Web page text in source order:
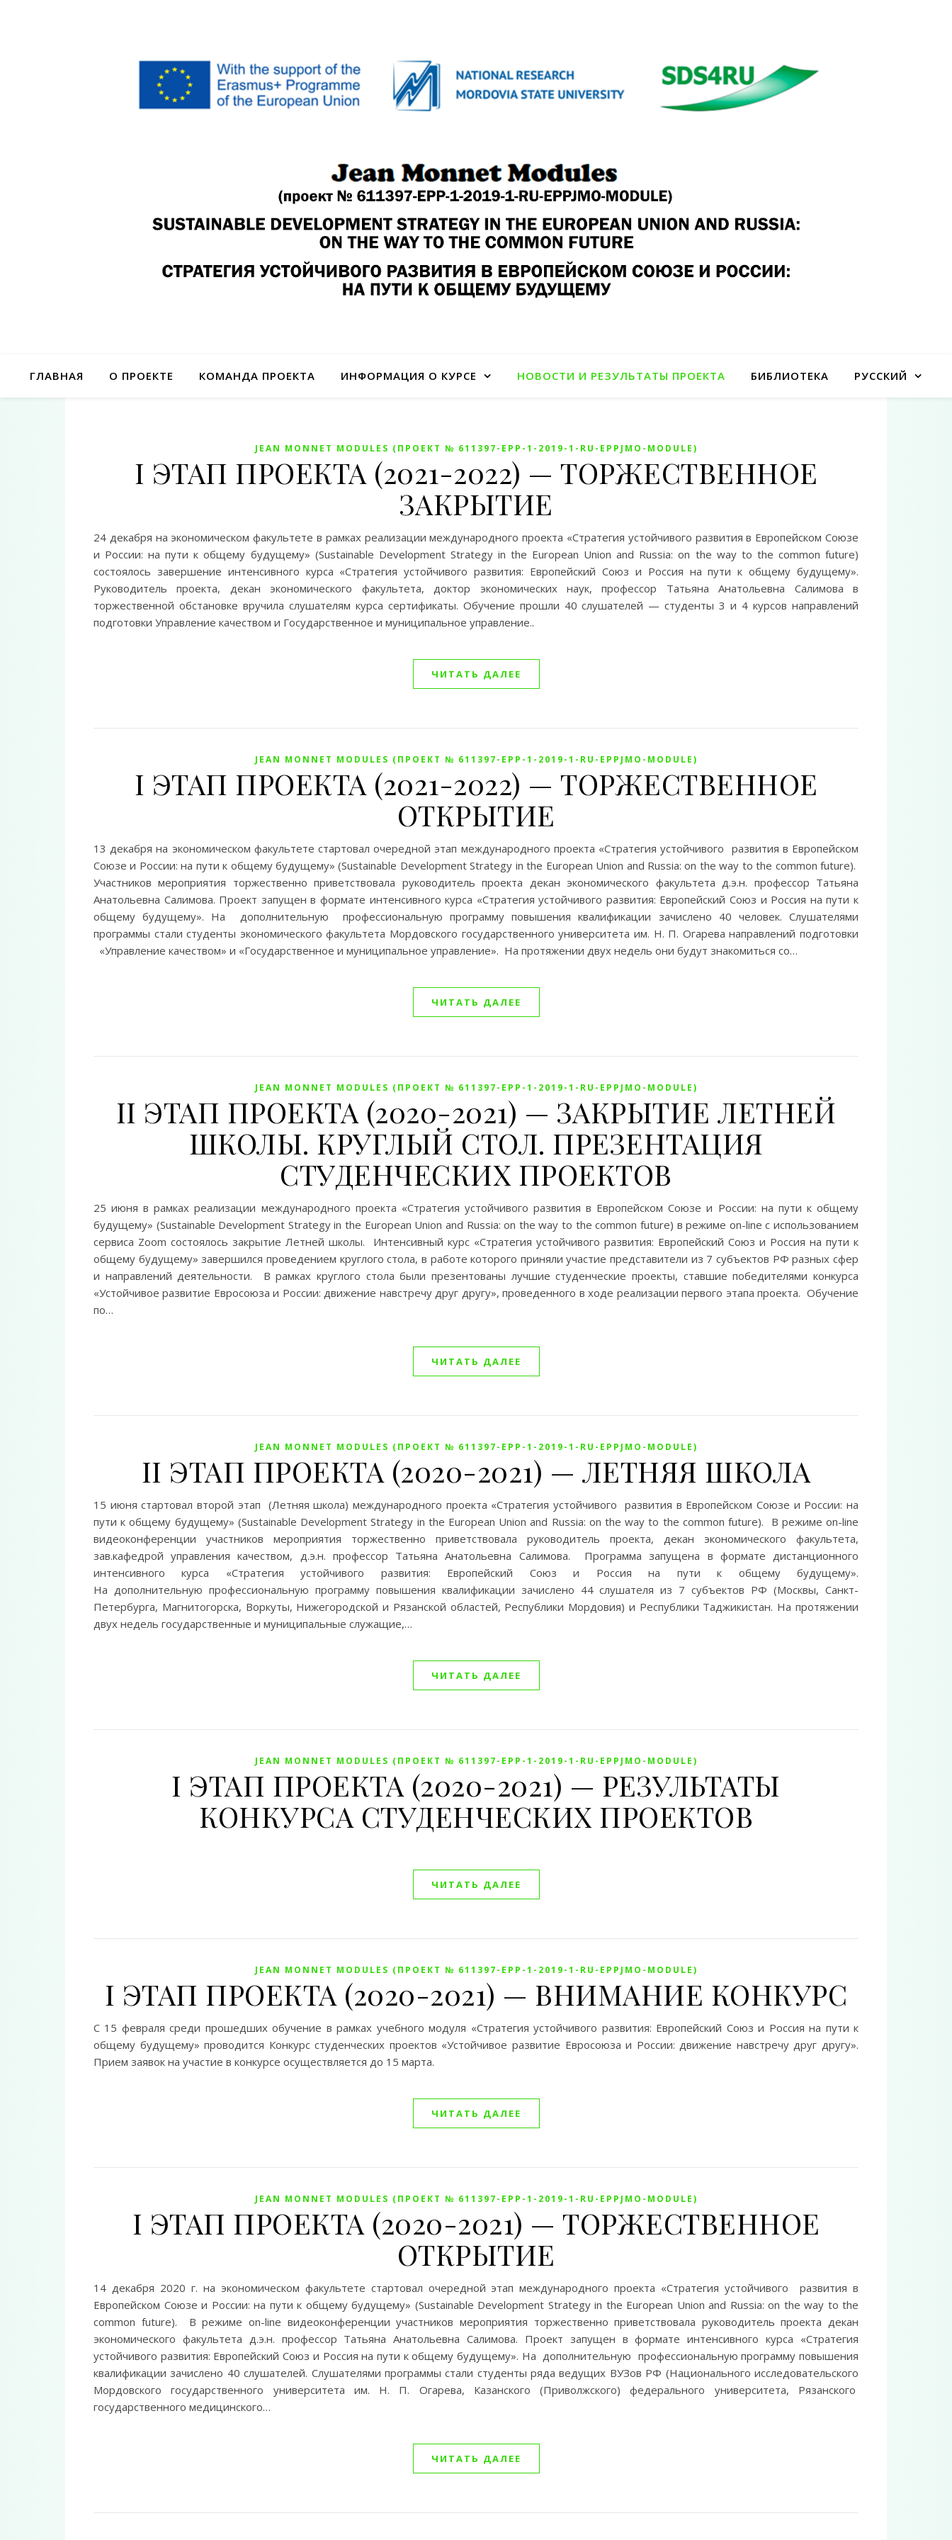
ГЛАВНАЯ О ПРОЕКТЕ КОМАНДА ПРОЕКТА ИНФОРМАЦИЯ О КУРСЕ НОВОСТИ И РЕЗУЛЬТАТЫ ПРОЕКТА БИБЛИОТЕКА РУССКИЙ
JEAN MONNET MODULES (ПРОЕКТ № 611397-EPP-1-2019-1-RU-EPPJMO-MODULE)
I ЭТАП ПРОЕКТА (2021-2022) — ТОРЖЕСТВЕННОЕ
ЗАКРЫТИЕ
24 декабря на экономическом факультете в рамках реализации международного проекта «Стратегия устойчивого развития в Европейском Союзе
и России: на пути к общему будущему» (Sustainable Development Strategy in the European Union and Russia: on the way to the common future)
состоялось завершение интенсивного курса «Стратегия устойчивого развития: Европейский Союз и Россия на пути к общему будущему».
Руководитель проекта, декан экономического факультета, доктор экономических наук, профессор Татьяна Анатольевна Салимова в
торжественной обстановке вручила слушателям курса сертификаты. Обучение прошли 40 слушателей — студенты 3 и 4 курсов направлений
подготовки Управление качеством и Государственное и муниципальное управление..
ЧИТАТЬ ДАЛЕЕ
JEAN MONNET MODULES (ПРОЕКТ № 611397-EPP-1-2019-1-RU-EPPJMO-MODULE)
I ЭТАП ПРОЕКТА (2021-2022) — ТОРЖЕСТВЕННОЕ
ОТКРЫТИЕ
13 декабря на экономическом факультете стартовал очередной этап международного проекта «Стратегия устойчивого развития в Европейском
Союзе и России: на пути к общему будущему» (Sustainable Development Strategy in the European Union and Russia: on the way to the common future).
Участников мероприятия торжественно приветствовала руководитель проекта декан экономического факультета д.э.н. профессор Татьяна
Анатольевна Салимова. Проект запущен в формате интенсивного курса «Стратегия устойчивого развития: Европейский Союз и Россия на пути к
общему будущему». На дополнительную профессиональную программу повышения квалификации зачислено 40 человек. Слушателями
программы стали студенты экономического факультета Мордовского государственного университета им. Н. П. Огарева направлений подготовки
«Управление качеством» и «Государственное и муниципальное управление». На протяжении двух недель они будут знакомиться со…
ЧИТАТЬ ДАЛЕЕ
JEAN MONNET MODULES (ПРОЕКТ № 611397-EPP-1-2019-1-RU-EPPJMO-MODULE)
II ЭТАП ПРОЕКТА (2020-2021) — ЗАКРЫТИЕ ЛЕТНЕЙ
ШКОЛЫ. КРУГЛЫЙ СТОЛ. ПРЕЗЕНТАЦИЯ
СТУДЕНЧЕСКИХ ПРОЕКТОВ
25 июня в рамках реализации международного проекта «Стратегия устойчивого развития в Европейском Союзе и России: на пути к общему
будущему» (Sustainable Development Strategy in the European Union and Russia: on the way to the common future) в режиме on-line с использованием
сервиса Zoom состоялось закрытие Летней школы. Интенсивный курс «Стратегия устойчивого развития: Европейский Союз и Россия на пути к
общему будущему» завершился проведением круглого стола, в работе которого приняли участие представители из 7 субъектов РФ разных сфер
и направлений деятельности. В рамках круглого стола были презентованы лучшие студенческие проекты, ставшие победителями конкурса
«Устойчивое развитие Евросоюза и России: движение навстречу друг другу», проведенного в ходе реализации первого этапа проекта. Обучение
по…
ЧИТАТЬ ДАЛЕЕ
JEAN MONNET MODULES (ПРОЕКТ № 611397-EPP-1-2019-1-RU-EPPJMO-MODULE)
II ЭТАП ПРОЕКТА (2020-2021) — ЛЕТНЯЯ ШКОЛА
15 июня стартовал второй этап (Летняя школа) международного проекта «Стратегия устойчивого развития в Европейском Союзе и России: на
пути к общему будущему» (Sustainable Development Strategy in the European Union and Russia: on the way to the common future). В режиме on-line
видеоконференции участников мероприятия торжественно приветствовала руководитель проекта, декан экономического факультета,
зав.кафедрой управления качеством, д.э.н. профессор Татьяна Анатольевна Салимова. Программа запущена в формате дистанционного
интенсивного курса «Стратегия устойчивого развития: Европейский Союз и Россия на пути к общему будущему».
На дополнительную профессиональную программу повышения квалификации зачислено 44 слушателя из 7 субъектов РФ (Москвы, Санкт-
Петербурга, Магнитогорска, Воркуты, Нижегородской и Рязанской областей, Республики Мордовия) и Республики Таджикистан. На протяжении
двух недель государственные и муниципальные служащие,…
ЧИТАТЬ ДАЛЕЕ
JEAN MONNET MODULES (ПРОЕКТ № 611397-EPP-1-2019-1-RU-EPPJMO-MODULE)
I ЭТАП ПРОЕКТА (2020-2021) — РЕЗУЛЬТАТЫ
КОНКУРСА СТУДЕНЧЕСКИХ ПРОЕКТОВ
ЧИТАТЬ ДАЛЕЕ
JEAN MONNET MODULES (ПРОЕКТ № 611397-EPP-1-2019-1-RU-EPPJMO-MODULE)
I ЭТАП ПРОЕКТА (2020-2021) — ВНИМАНИЕ КОНКУРС
С 15 февраля среди прошедших обучение в рамках учебного модуля «Стратегия устойчивого развития: Европейский Союз и Россия на пути к
общему будущему» проводится Конкурс студенческих проектов «Устойчивое развитие Евросоюза и России: движение навстречу друг другу».
Прием заявок на участие в конкурсе осуществляется до 15 марта.
ЧИТАТЬ ДАЛЕЕ
JEAN MONNET MODULES (ПРОЕКТ № 611397-EPP-1-2019-1-RU-EPPJMO-MODULE)
I ЭТАП ПРОЕКТА (2020-2021) — ТОРЖЕСТВЕННОЕ
ОТКРЫТИЕ
14 декабря 2020 г. на экономическом факультете стартовал очередной этап международного проекта «Стратегия устойчивого развития в
Европейском Союзе и России: на пути к общему будущему» (Sustainable Development Strategy in the European Union and Russia: on the way to the
common future). В режиме on-line видеоконференции участников мероприятия торжественно приветствовала руководитель проекта декан
экономического факультета д.э.н. профессор Татьяна Анатольевна Салимова. Проект запущен в формате интенсивного курса «Стратегия
устойчивого развития: Европейский Союз и Россия на пути к общему будущему». На дополнительную профессиональную программу повышения
квалификации зачислено 40 слушателей. Слушателями программы стали студенты ряда ведущих ВУЗов РФ (Национального исследовательского
Мордовского государственного университета им. Н. П. Огарева, Казанского (Приволжского) федерального университета, Рязанского
государственного медицинского…
ЧИТАТЬ ДАЛЕЕ